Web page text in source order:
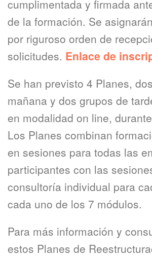
cumplimentada y firmada
de la formación. Se
por riguroso orden de
solicitudes. Enlace de
Se han previsto 4 Planes,
mañana y dos grupos de
en modalidad on line,
Los Planes combinan
en sesiones para todas las
participantes con las
consultoría individual para
cada uno de los 7 módulos.
Para más información y
estos Planes de